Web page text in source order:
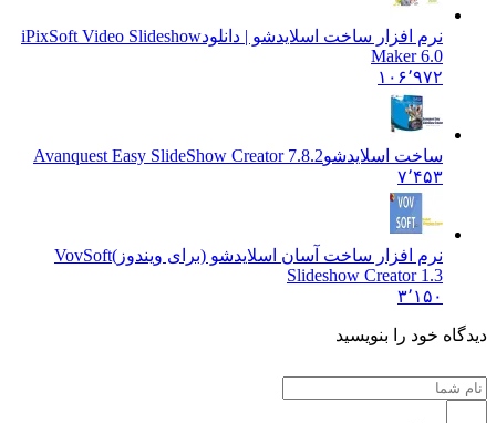
نرم افزار ساخت اسلایدشو | دانلود iPixSoft Video Slideshow
Maker 6.0
۱۰۶٬۹۷۲
ساخت اسلایدشوAvanquest Easy SlideShow Creator 7.8.2
نرم افزار ساخت آسان اسلایدشو (برای ویندوز) VovSoft
Slideshow Creator 1.3
خود را بنویسید